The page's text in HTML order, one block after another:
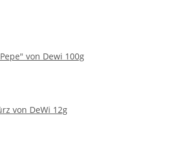
von Dewi 100g